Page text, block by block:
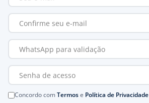
Concordo comTermose Política de Privacidade